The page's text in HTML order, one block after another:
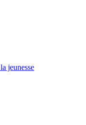
jeunesse